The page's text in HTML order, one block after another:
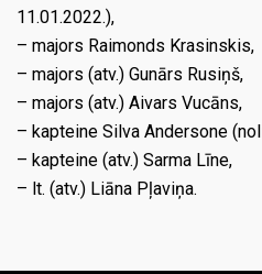
11.01.2022.),
– majors Raimonds Krasinskis,
– majors (atv.) Gunārs Rusiņš,
– majors (atv.) Aivars Vucāns,
– kapteine Silva Andersone
– kapteine (atv.) Sarma Līne,
– lt. (atv.) Liāna Pļaviņa.